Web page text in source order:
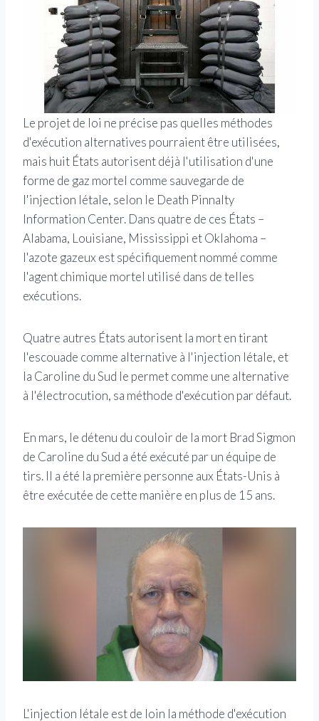
Le projet de loi ne précise pas quelles méthodes
d'exécution alternatives pourraient être utilisées,
mais huit États autorisent déjà l'utilisation d'une
forme de gaz mortel comme sauvegarde de
l'injection létale, selon le Death Pinnalty
Information Center. Dans quatre de ces États –
Alabama, Louisiane, Mississippi et Oklahoma –
l'azote gazeux est spécifiquement nommé comme
l'agent chimique mortel utilisé dans de telles
exécutions.
Quatre autres États autorisent la mort en tirant
l'escouade comme alternative à l'injection létale, et
la Caroline du Sud le permet comme une alternative
à l'électrocution, sa méthode d'exécution par défaut.
En mars, le détenu du couloir de la mort Brad Sigmon
de Caroline du Sud a été exécuté par un équipe de
tirs. Il a été la première personne aux États-Unis à
être exécutée de cette manière en plus de 15 ans.
L'injection létale est de loin la méthode d'exécution